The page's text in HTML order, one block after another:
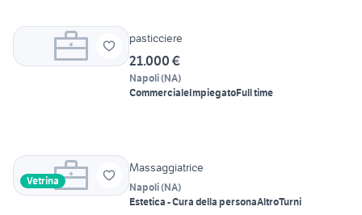
pasticciere
21.000 €
Napoli(NA)
CommercialeImpiegatoFull time
Vetrina
Massaggiatrice
Napoli(NA)
Estetica - Cura della personaAltroTurni